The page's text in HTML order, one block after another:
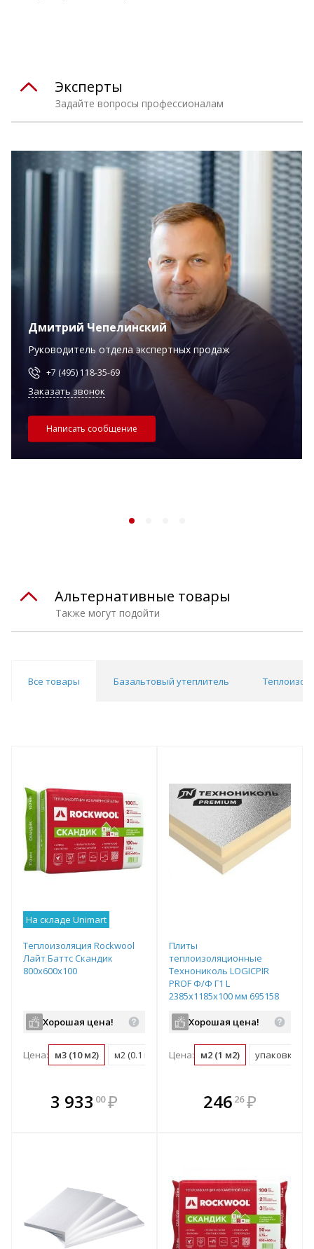
Задайте вопросы профессионалам
Эксперты
Дмитрий Чепелинский
Руководитель отдела экспертных продаж
+7 (495) 118-35-69
Заказать звонок
Написать сообщение
Также могут подойти
Альтернативные товары
Все товары Базальтовый утеплитель
На складе Unimart
Теплоизоляция Rockwool
Лайт Баттс Скандик
800х600х100
Хорошая цена!
Цена: м3 (10 м2) м2 (0.1 м3) упаковка (0.29 м3)
3 933 00 ₽
В комплекте
всегда выгоднее!
Плиты
теплоизоляционные
Технониколь LOGICPIR
PROF Ф/Ф Г1 L
2385х1185х100 мм 695158
Хорошая цена!
Цена: м2 (1 м2) упаковка
В комплекте
всегда выгоднее!
246 26 ₽